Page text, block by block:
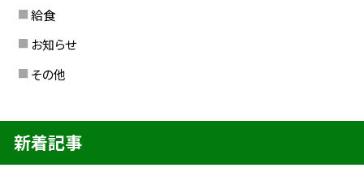
給食
お知らせ
その他
新着記事